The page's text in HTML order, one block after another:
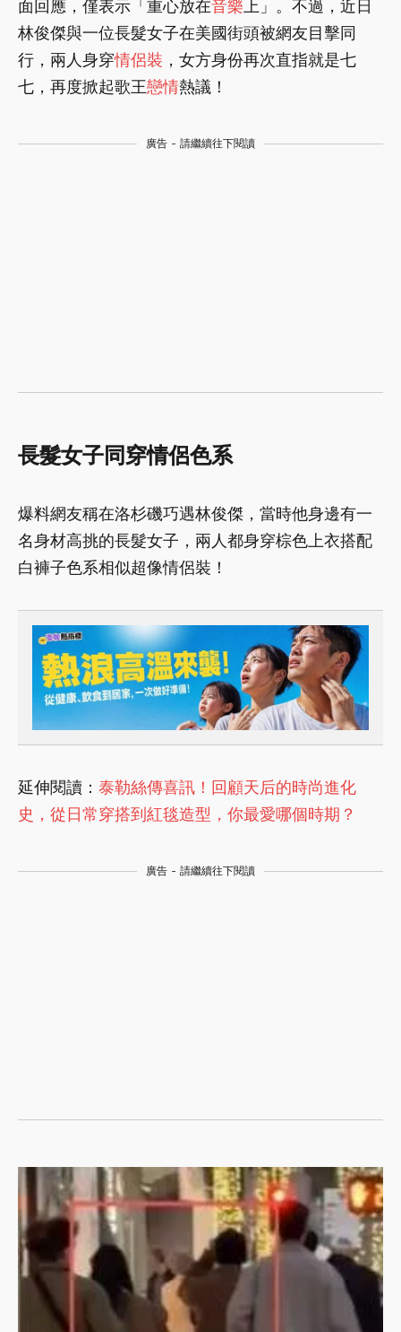
面回應，僅表示「重心放在音樂 上」。不過，近日
林俊傑與一位長髮女子在美國街頭被網友目擊同
行，兩人身穿情侶裝 ，女方身份再次直指就是七
七，再度掀起歌王戀情熱議！
廣告 - 請繼續往下閱讀
長髮女子同穿情侶色系
爆料網友稱在洛杉磯巧遇林俊傑，當時他身邊有一
名身材高挑的長髮女子，兩人都身穿棕色上衣搭配
白褲子色系相似超像情侶裝！
延伸閱讀： 泰勒絲傳喜訊！回顧天后的時尚進化
史，從日常穿搭到紅毯造型，你最愛哪個時期？
廣告 - 請繼續往下閱讀